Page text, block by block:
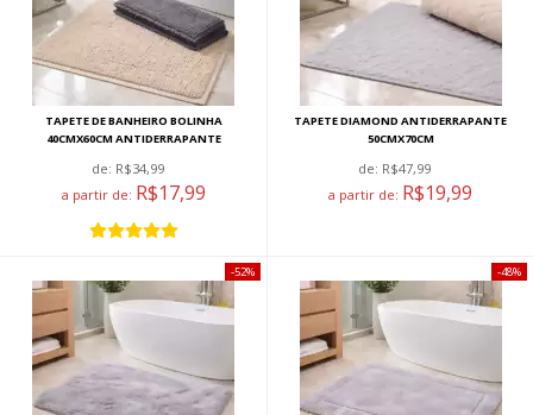
TAPETE DE BANHEIRO BOLINHA
40CMX60CM ANTIDERRAPANTE
de: R$34,99
a partir de: R$17,99
TAPETE DIAMOND ANTIDERRAPANTE
50CMX70CM
de: R$47,99
a partir de: R$19,99
52% 48%